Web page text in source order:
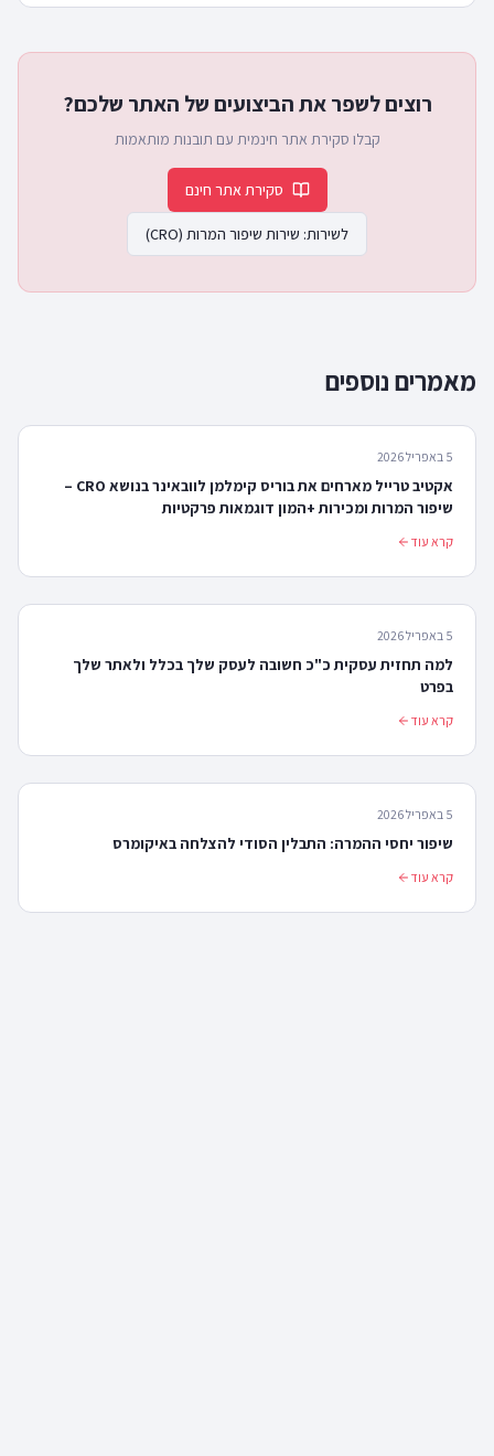
רוצים לשפר את הביצועים של האתר שלכם?
קבלו סקירת אתר חינמית עם תובנות מותאמות
סקירת אתר חינם
לשירות: שירות שיפור המרות (CRO)
מאמרים נוספים
5 באפריל 2026
אקטיב טרייל מארחים את בוריס קימלמן לוובאינר בנושא CRO –
שיפור המרות ומכירות +המון דוגמאות פרקטיות
קרא עוד
5 באפריל 2026
למה תחזית עסקית כ"כ חשובה לעסק שלך בכלל ולאתר שלך
בפרט
קרא עוד
5 באפריל 2026
שיפור יחסי ההמרה: התבלין הסודי להצלחה באיקומרס
קרא עוד